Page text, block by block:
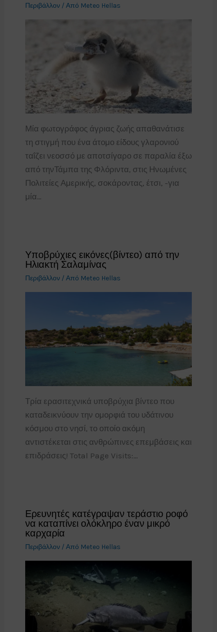
Περιβάλλον/ Από Meteo Hellas
Μία φωτογράφος άγριας ζωής απαθανάτισε
τη στιγμή που ένα άτομο είδους γλαρονιού
ταΐζει νεοσσό με αποτσίγαρο σε παραλία έξω
από τηνΤάμπα της Φλόριντα, στις Ηνωμένες
Πολιτείες Αμερικής, σοκάροντας, έτσι, -για
μία…
Υποβρύχιες εικόνες(βίντεο) από την
Ηλιακτή Σαλαμίνας
Περιβάλλον/ Από Meteo Hellas
Τρία ερασιτεχνικά υποβρύχια βίντεο που
καταδεικνύουν την ομορφιά του υδάτινου
κόσμου στο νησί, το οποίο ακόμη
αντιστέκεται στις ανθρώπινες επεμβάσεις και
επιδράσεις! Total Page Visits:…
Ερευνητές κατέγραψαν τεράστιο ροφό
να καταπίνει ολόκληρο έναν μικρό
καρχαρία
Περιβάλλον/ Από Meteo Hellas